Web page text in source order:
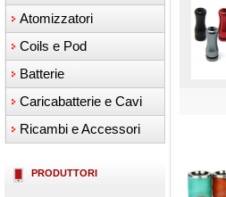
Atomizzatori
Coils e Pod
Batterie
Caricabatterie e Cavi
Ricambi e Accessori
PRODUTTORI